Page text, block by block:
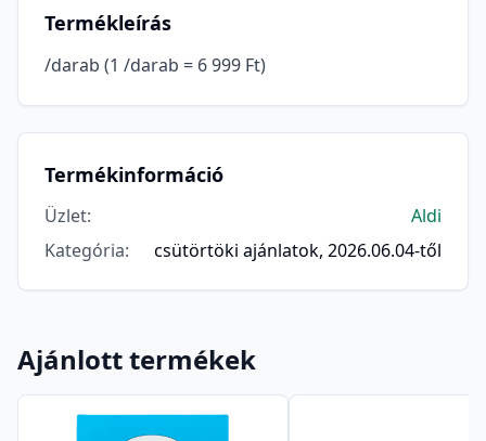
Termékleírás
/darab (1 /darab = 6 999 Ft)
Termékinformáció
Üzlet:
Aldi
Kategória: csütörtöki ajánlatok, 2026.06.04-től
Ajánlott termékek